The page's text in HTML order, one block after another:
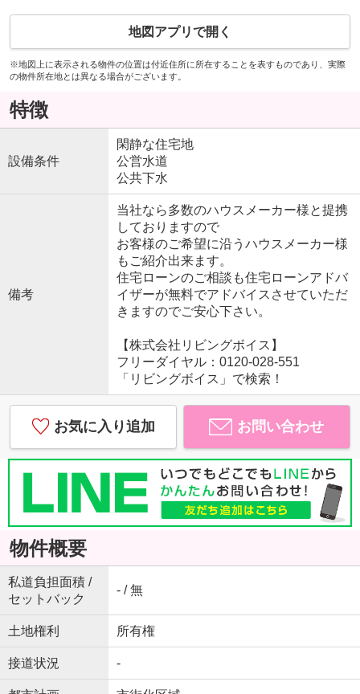
地図アプリで開く
※地図上に表示される物件の位置は付近住所に所在することを表すものであり、実際
の物件所在地とは異なる場合がございます。
特徴
設備条件
閑静な住宅地
公営水道
公共下水
備考
当社なら多数のハウスメーカー様と提携
しておりますので
お客様のご希望に沿うハウスメーカー様
もご紹介出来ます。
住宅ローンのご相談も住宅ローンアドバ
イザーが無料でアドバイスさせていただ
きますのでご安心下さい。
【株式会社リビングボイス】
フリーダイヤル：0120-028-551
「リビングボイス」で検索！
お気に入り追加 お問い合わせ
物件概要
私道負担面積 /
セットバック
- / 無
土地権利 所有権
接道状況 -